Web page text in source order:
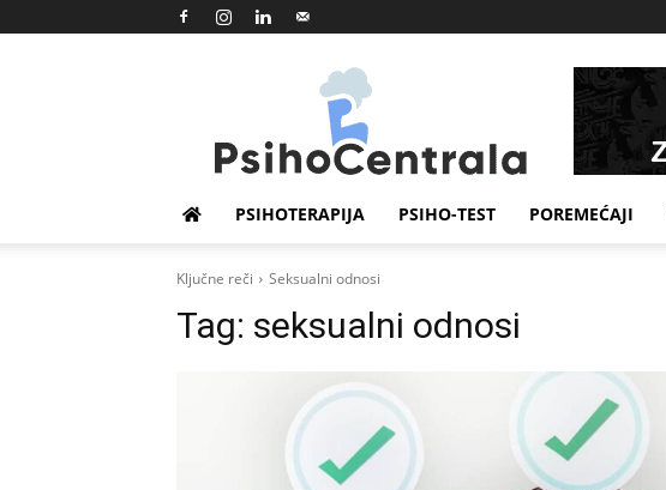
Psihocentrala
PSIHOTERAPIJA PSIHO-TEST POREMEĆAJI
Ključne reči Seksualni odnosi
Tag: seksualni odnosi